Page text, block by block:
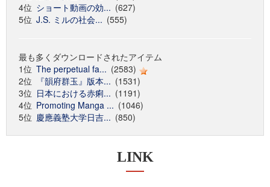
4位 ショート動画の効... (627)
5位 J.S. ミルの社会... (555)
最も多くダウンロードされたアイテム
1位 The perpetual fa... (2583)
2位
『韻府群玉』版本... (1531)
3位 日本における赤痢... (1191)
4位 Promoting Manga ... (1046)
5位 慶應義塾大学日吉... (850)
LINK